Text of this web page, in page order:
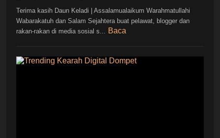
Terima kasih Daun Keladi | Assalamualaikum Warahmatullahi
Wabarakatuh dan Salam Sejahtera buat pelawat, blogger dan
rakan-rakan di media sosial s...
Baca